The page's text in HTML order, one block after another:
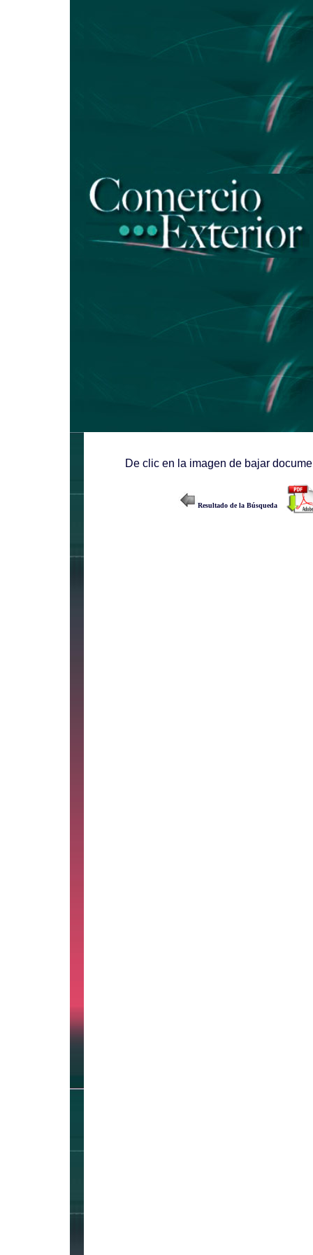
De clic en la imagen de bajar
Resultado de la Búsqueda